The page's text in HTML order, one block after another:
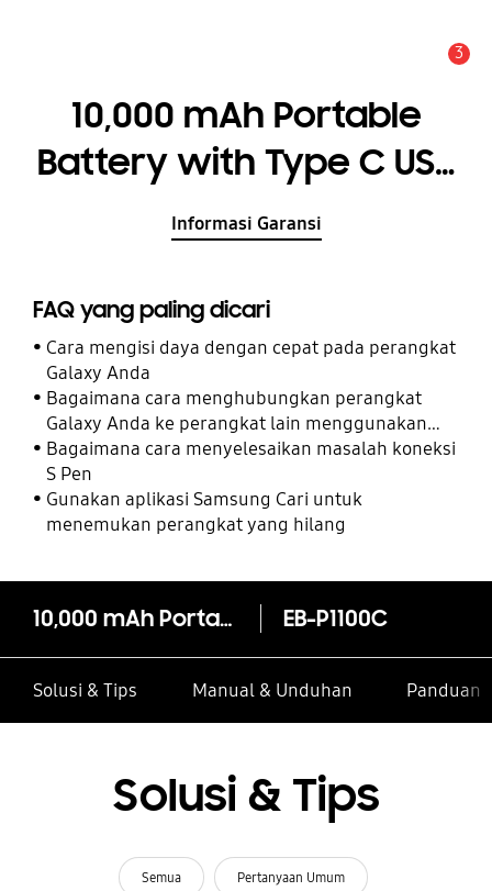
3
10,000 mAh Portable
Battery with Type C USB
Cable, Silver
Informasi Garansi
FAQ yang paling dicari
Cara mengisi daya dengan cepat pada perangkat
Galaxy Anda
Bagaimana cara menghubungkan perangkat
Galaxy Anda ke perangkat lain menggunakan
Perangkat Terhubung
Bagaimana cara menyelesaikan masalah koneksi
S Pen
Gunakan aplikasi Samsung Cari untuk
menemukan perangkat yang hilang
10,000 mAh Portable Battery with Type C USB Cable, Silver EB-P1100C
Solusi & Tips Manual & Unduhan Panduan
Solusi & Tips
Semua Pertanyaan Umum